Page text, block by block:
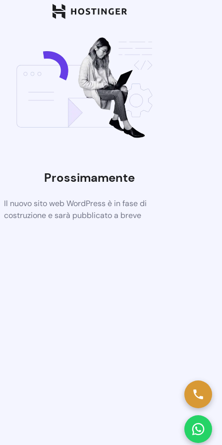
Prossimamente
Il nuovo sito web WordPress è in fase di
costruzione e sarà pubblicato a breve